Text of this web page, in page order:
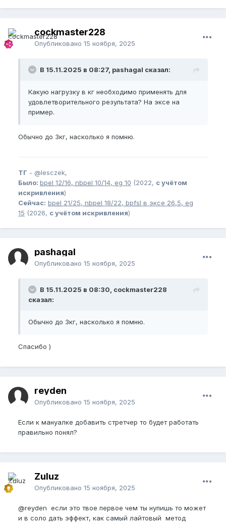
cockmaster228
Опубликовано 15 ноября, 2025
В 15.11.2025 в 08:27, pashagal сказал:
Какую нагрузку в кг необходимо применять для
удовлетворительного результата? На эксе на
пример.
Обычно до 3кг, насколько я помню.
ТГ - @lesczek,
Было: bpel 12/16, nbpel 10/14, eg 10 (2022, с учётом
искривления)
Сейчас: bpel 21/25, nbpel 18/22, bpfsl в эксе 26,5, eg
15 (2026, с учётом искривления)
pashagal
Опубликовано 15 ноября, 2025
В 15.11.2025 в 08:30, cockmaster228
сказал:
Обычно до 3кг, насколько я помню.
Спасибо )
reyden
Опубликовано 15 ноября, 2025
Если к мануалке добавить стретчер то будет работать
правильно понял?
Zuluz
Опубликовано 15 ноября, 2025
@reyden если это твое первое чем ты нупишь то может
и в соло дать эффект, как самый лайтовый метод